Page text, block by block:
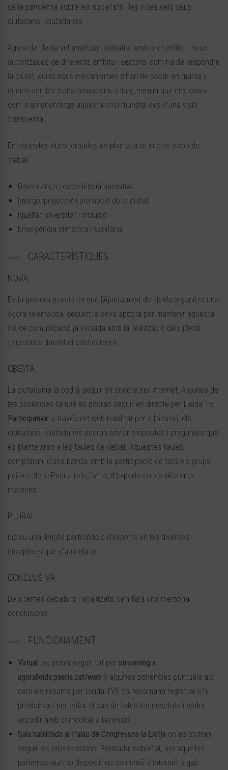
de la pandèmia sobre les societats i les vides dels seus
ciutadans i ciutadanes.
Àgora de Lleida vol analitzar i debatre, amb profunditat i veus
autoritzades de diferents àmbits i sectors, com ha de respondre
la ciutat, quins nous mecanismes s’han de posar en marxa i
quines són les transformacions a llarg termini que ens deixa
com a aprenentatge aquesta crisi mundial des d’una visió
transversal.
En aquestes dues jornades es plantejaran quatre eixos de
treball:
Governança i excel·lència operativa
Imatge, projecció i promoció de la ciutat
Igualtat, diversitat i inclusió
Emergència climàtica i sanitària
CARACTERÍSTIQUES
NOVA
És la primera ocasió en què l’Ajuntament de Lleida organitza una
àgora telemàtica, seguint la seva aposta per mantenir aquesta
via de comunicació ja iniciada amb la realització dels plens
telemàtics durant el confinament.
OBERTA
La ciutadania la podrà seguir en directe per internet. Algunes de
les ponències també es podran seguir en directe per Lleida TV.
Participativa: a través del web habilitat per a l’ocasió, els
ciutadans i ciutadanes podran enviar propostes i preguntes que
es plantejaran a les taules de debat. Aquestes taules
comptaran, d’una banda, amb la participació de tots els grups
polítics de la Paeria i, de l’altra, d’experts en les diferents
matèries.
PLURAL
Inclou una àmplia participació d’experts en les diverses
disciplines que s’abordaran.
CONCLUSIVA
Dels temes debatuts i analitzats se’n farà una memòria i
conclusions.
FUNCIONAMENT
Virtual: es podrà seguir tot per streaming a
agoralleida.paeria.cat/web (i algunes ponències puntuals així
com els resums per Lleida TV). Es recomana registrar-s’hi
prèviament per estar al cas de totes les novetats i poder
accedir amb comoditat a l’emissió.
Sala habilitada al Palau de Congressos la Llotja on es podran
seguir les intervencions. Pensada, sobretot, per aquelles
persones que no disposin de connexió a internet o que